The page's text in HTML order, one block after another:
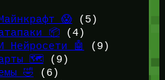
😱(5)
📦(4)
Нейросети 🤖
(9)
🗺️ (9)
🤣 (6)